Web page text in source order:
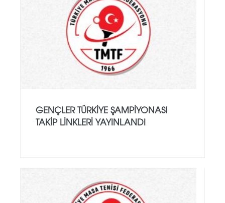
GENÇLER TÜRKIYE ŞAMPIYONASI
TAKIP LINKLERI YAYINLANDI